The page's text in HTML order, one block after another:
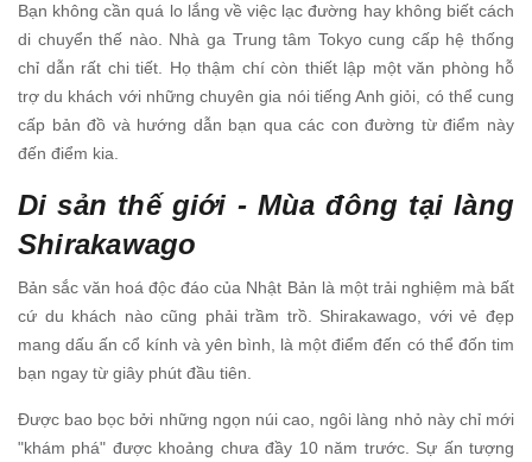
Bạn không cần quá lo lắng về việc lạc đường hay không biết cách
di chuyển thế nào. Nhà ga Trung tâm Tokyo cung cấp hệ thống
chỉ dẫn rất chi tiết. Họ thậm chí còn thiết lập một văn phòng hỗ
trợ du khách với những chuyên gia nói tiếng Anh giỏi, có thể cung
cấp bản đồ và hướng dẫn bạn qua các con đường từ điểm này
đến điểm kia.
Di sản thế giới - Mùa đông tại làng
Shirakawago
Bản sắc văn hoá độc đáo của Nhật Bản là một trải nghiệm mà bất
cứ du khách nào cũng phải trầm trồ. Shirakawago, với vẻ đẹp
mang dấu ấn cổ kính và yên bình, là một điểm đến có thể đốn tim
bạn ngay từ giây phút đầu tiên.
Được bao bọc bởi những ngọn núi cao, ngôi làng nhỏ này chỉ mới
"khám phá" được khoảng chưa đầy 10 năm trước. Sự ấn tượng